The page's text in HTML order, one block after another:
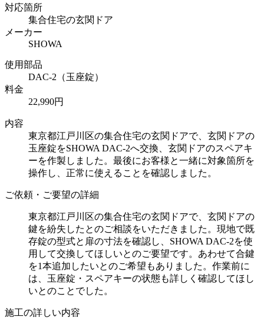
対応箇所
集合住宅の玄関ドア
メーカー
SHOWA
使用部品
DAC-2（玉座錠）
料金
22,990円
内容
東京都江戸川区の集合住宅の玄関ドアで、玄関ドアの
玉座錠をSHOWA DAC-2へ交換、玄関ドアのスペアキ
ーを作製しました。最後にお客様と一緒に対象箇所を
操作し、正常に使えることを確認しました。
ご依頼・ご要望の詳細
東京都江戸川区の集合住宅の玄関ドアで、玄関ドアの
鍵を紛失したとのご相談をいただきました。現地で既
存錠の型式と扉の寸法を確認し、SHOWA DAC-2を使
用して交換してほしいとのご要望です。あわせて合鍵
を1本追加したいとのご希望もありました。作業前に
は、玉座錠・スペアキーの状態も詳しく確認してほし
いとのことでした。
施工の詳しい内容